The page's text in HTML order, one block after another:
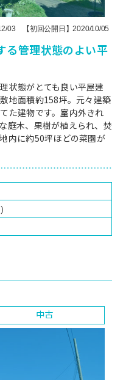
03 【初回公開日】2020/10/05
る管理状態のよい平
状態がとても良い平屋建
地面積約158坪。元々建築
た建物です。室内外きれ
庭木、果樹が植えられ、焚
内に約50坪ほどの菜園が
中古